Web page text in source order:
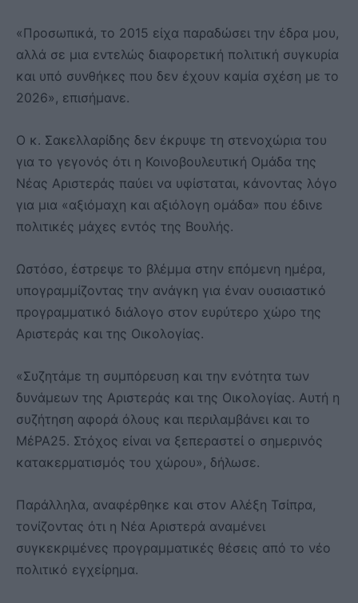
«Προσωπικά, το 2015 είχα παραδώσει την έδρα μου,
αλλά σε μια εντελώς διαφορετική πολιτική συγκυρία
και υπό συνθήκες που δεν έχουν καμία σχέση με το
2026», επισήμανε.
Ο κ. Σακελλαρίδης δεν έκρυψε τη στενοχώρια του
για το γεγονός ότι η Κοινοβουλευτική Ομάδα της
Νέας Αριστεράς παύει να υφίσταται, κάνοντας λόγο
για μια «αξιόμαχη και αξιόλογη ομάδα» που έδινε
πολιτικές μάχες εντός της Βουλής.
Ωστόσο, έστρεψε το βλέμμα στην επόμενη ημέρα,
υπογραμμίζοντας την ανάγκη για έναν ουσιαστικό
προγραμματικό διάλογο στον ευρύτερο χώρο της
Αριστεράς και της Οικολογίας.
«Συζητάμε τη συμπόρευση και την ενότητα των
δυνάμεων της Αριστεράς και της Οικολογίας. Αυτή η
συζήτηση αφορά όλους και περιλαμβάνει και το
ΜέΡΑ25. Στόχος είναι να ξεπεραστεί ο σημερινός
κατακερματισμός του χώρου», δήλωσε.
Παράλληλα, αναφέρθηκε και στον Αλέξη Τσίπρα,
τονίζοντας ότι η Νέα Αριστερά αναμένει
συγκεκριμένες προγραμματικές θέσεις από το νέο
πολιτικό εγχείρημα.